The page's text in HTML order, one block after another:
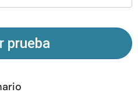
prueba